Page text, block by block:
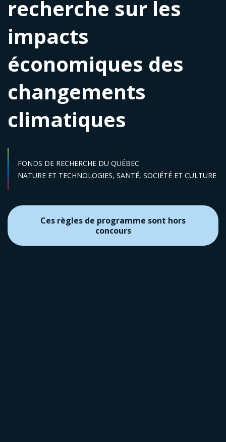
recherche sur les
impacts
économiques des
changements
climatiques
FONDS DE RECHERCHE DU QUÉBEC
Secteur :
NATURE ET TECHNOLOGIES, SANTÉ, SOCIÉTÉ ET CULTURE
Ces règles de programme sont hors
concours